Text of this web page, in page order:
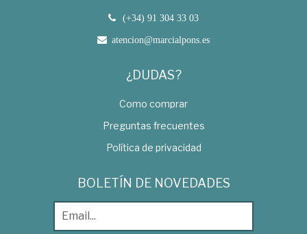
(+34) 91 304 33 03
atencion@marcialpons.es
¿DUDAS?
Como comprar
Preguntas frecuentes
Política de privacidad
BOLETÍN DE NOVEDADES